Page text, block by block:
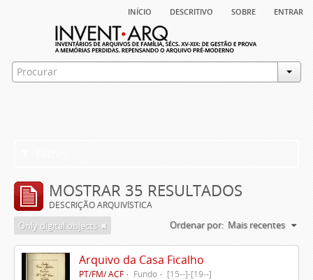
início descritivo sobre entrar
MOSTRAR 35 RESULTADOS
DESCRIÇÃO ARQUIVÍSTICA
Only digital objects Ordenar por: Mais recentes
Arquivo da Casa Ficalho
PT/FM/ ACF Fundo [15--]-[19--]